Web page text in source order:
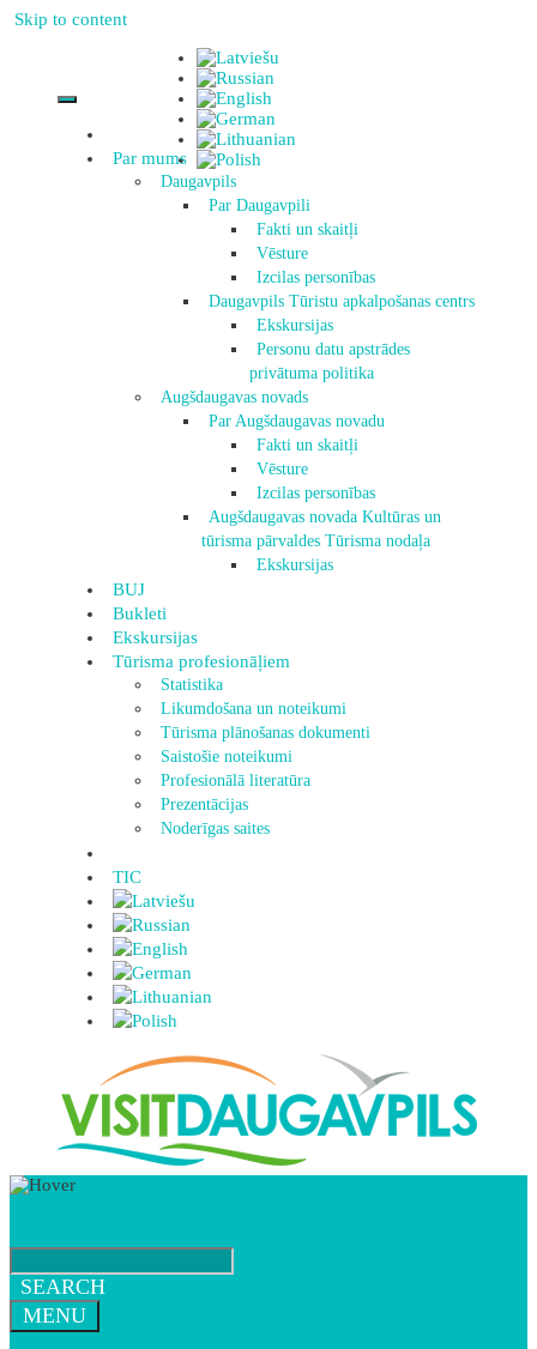
Skip to content
Par mums
Daugavpils
Par Daugavpili
Fakti un skaitļi
Vēsture
Izcilas personības
Daugavpils Tūristu apkalpošanas centrs
Ekskursijas
Personu datu apstrādes
privātuma politika
Augšdaugavas novads
Par Augšdaugavas novadu
Fakti un skaitļi
Vēsture
Izcilas personības
Augšdaugavas novada Kultūras un
tūrisma pārvaldes Tūrisma nodaļa
Ekskursijas
BUJ
Bukleti
Ekskursijas
Tūrisma profesionāļiem
Statistika
Likumdošana un noteikumi
Tūrisma plānošanas dokumenti
Saistošie noteikumi
Profesionālā literatūra
Prezentācijas
Noderīgas saites
TIC
SEARCH
MENU